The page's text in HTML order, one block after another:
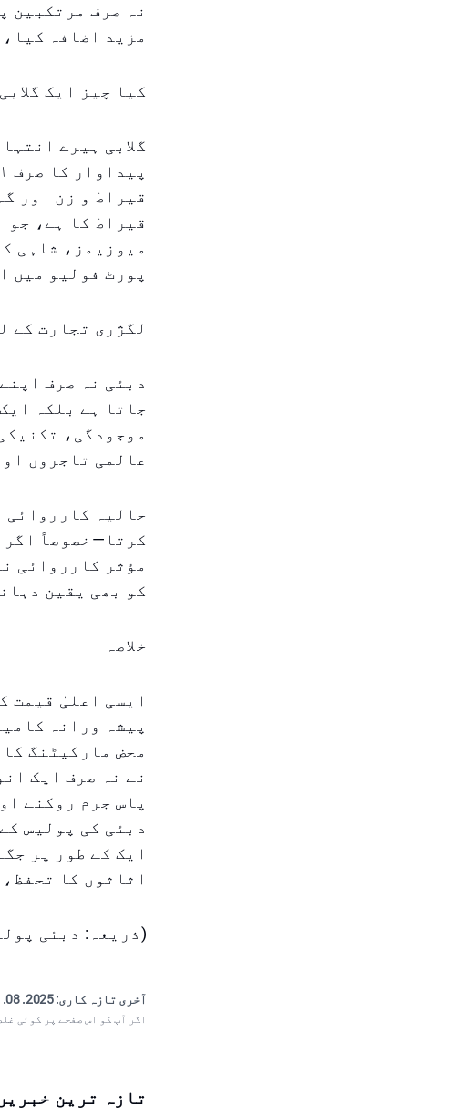
نہ صرف مرتکبین
مزید اضافہ
کیا چیز ایک
گلابی ہیرے
قیراط کا ہے، جو
میوزیمز، شاہی
پورٹ فولیو میں
لگژری تجارت کے
دبئی نہ صرف
جاتا ہے بلکہ
موجودگی،
عالمی تاجروں
حالیہ کارروائی
کرتا—خصوصاً اگر
مؤثر کارروائی
کو بھی یقین
خلاصہ
ایسی اعلیٰ قیمت
پیشہ ورانہ
محض مارکیٹنگ
نے نہ صرف ایک
پاس جرم روکنے
دبئی کی پولیس
ایک کے طور پر
اثاثوں کا
(ذریعہ: دبئی
آخری تازہ کاری:2025. 08. 18 19:59
اگر آپ کو اس صفحے پر کوئی
تازہ ترین